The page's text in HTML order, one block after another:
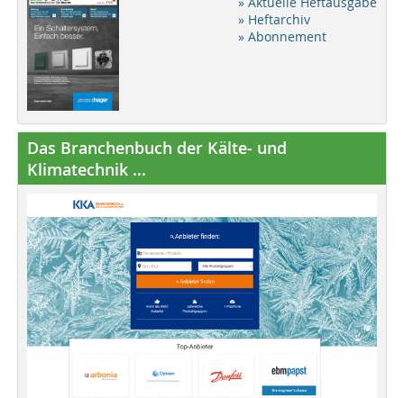
» Heftarchiv
» Abonnement
Das Branchenbuch der Kälte- und
Klimatechnik ...